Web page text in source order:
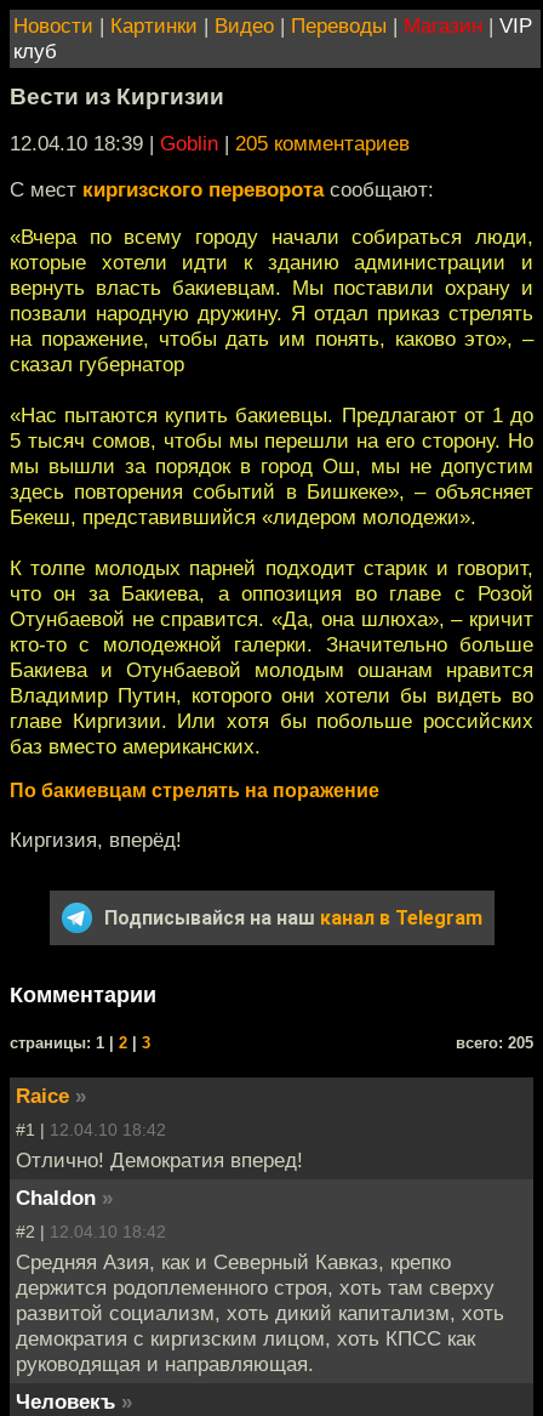
Новости | Картинки | Видео | Переводы | Магазин | VIP
клуб
Вести из Киргизии
12.04.10 18:39 | Goblin | 205 комментариев
С мест киргизского переворотасообщают:
«Вчера по всему городу начали собираться люди,
которые хотели идти к зданию администрации и
вернуть власть бакиевцам. Мы поставили охрану и
позвали народную дружину. Я отдал приказ стрелять
на поражение, чтобы дать им понять, каково это», –
сказал губернатор
«Нас пытаются купить бакиевцы. Предлагают от 1 до
5 тысяч сомов, чтобы мы перешли на его сторону. Но
мы вышли за порядок в город Ош, мы не допустим
здесь повторения событий в Бишкеке», – объясняет
Бекеш, представившийся «лидером молодежи».
К толпе молодых парней подходит старик и говорит,
что он за Бакиева, а оппозиция во главе с Розой
Отунбаевой не справится. «Да, она шлюха», – кричит
кто-то с молодежной галерки. Значительно больше
Бакиева и Отунбаевой молодым ошанам нравится
Владимир Путин, которого они хотели бы видеть во
главе Киргизии. Или хотя бы побольше российских
баз вместо американских.
По бакиевцам стрелять на поражение
Киргизия, вперёд!
Подписывайся на наш канал в Telegram
Комментарии
cтраницы: 1 | 2 3 всего: 205
Raice »
#1 | 12.04.10 18:42
Отлично! Демократия вперед!
Chaldon »
#2 | 12.04.10 18:42
Средняя Азия, как и Северный Кавказ, крепко
держится родоплеменного строя, хоть там сверху
развитой социализм, хоть дикий капитализм, хоть
демократия с киргизским лицом, хоть КПСС как
руководящая и направляющая.
Человекъ »